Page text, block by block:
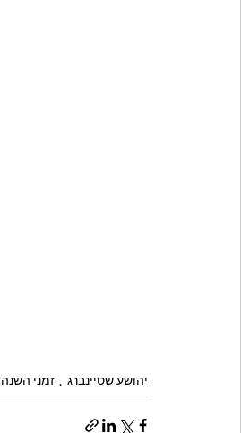
יהושע שטיינברג זמני השנה